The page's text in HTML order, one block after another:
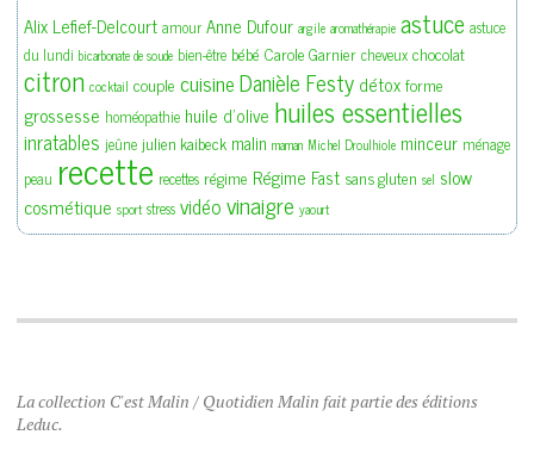
Alix Lefief-Delcourt amour Anne Dufour argile aromathérapie astuce astuce
du lundi bicarbonate de soude bien-être bébé Carole Garnier cheveux chocolat
citron cocktail couple cuisineDanièle Festy détoxforme
grossesse homéopathie huile d'olive huiles essentielles
inratables jeûne julien kaibeck malin maman Michel Droulhiole minceur ménage
peau recette recettes régime Régime Fast sans gluten sel slow
cosmétique sport stress vidéovinaigre yaourt
La collection C'est Malin / Quotidien Malin fait partie des éditions
Leduc.